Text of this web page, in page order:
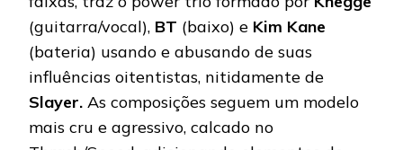
(guitarra/vocal), BT (baixo) e Kim Kane
(bateria) usando e abusando de suas
influências oitentistas, nitidamente de
Slayer. As composições seguem um modelo
mais cru e agressivo, calcado no